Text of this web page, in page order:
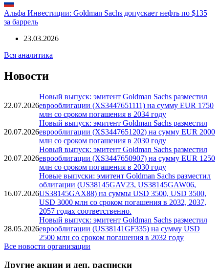
Альфа Инвестиции: Goldman Sachs допускает нефть по $135
за баррель
23.03.2026
Вся аналитика
Новости
22.07.2026
Новый выпуск: эмитент Goldman Sachs разместил
еврооблигации (XS3447651111) на сумму EUR 1750
млн со сроком погашения в 2034 году
20.07.2026
Новый выпуск: эмитент Goldman Sachs разместил
еврооблигации (XS3447651202) на сумму EUR 2000
млн со сроком погашения в 2030 году
20.07.2026
Новый выпуск: эмитент Goldman Sachs разместил
еврооблигации (XS3447650907) на сумму EUR 1250
млн со сроком погашения в 2030 году
16.07.2026
Новые выпуски: эмитент Goldman Sachs разместил
облигации (US38145GAV23, US38145GAW06,
US38145GAX88) на суммы USD 3500, USD 3500,
USD 3000 млн со сроком погашения в 2032, 2037,
2057 годах соответственно.
28.05.2026
Новый выпуск: эмитент Goldman Sachs разместил
еврооблигации (US38141GF335) на сумму USD
2500 млн со сроком погашения в 2032 году
Все новости организации
Другие акции и деп. расписки